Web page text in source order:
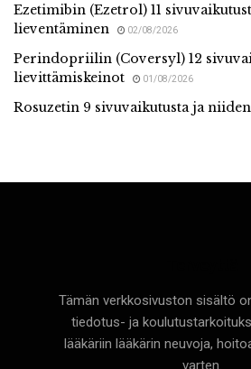
Ezetimibin (Ezetrol) 11
lieventäminen
02/08/2026
Perindopriilin (Coversyl) 12
lievittämiskeinot
01/08/2026
Rosuzetin 9 sivuvaikutusta ja
Tämän verkkosivuston sisältö
tiedotus- ja
lääkäriin lääkärin neuvoja,
varten.